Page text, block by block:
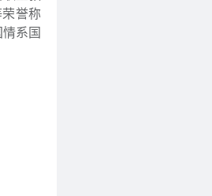
誉称
系国